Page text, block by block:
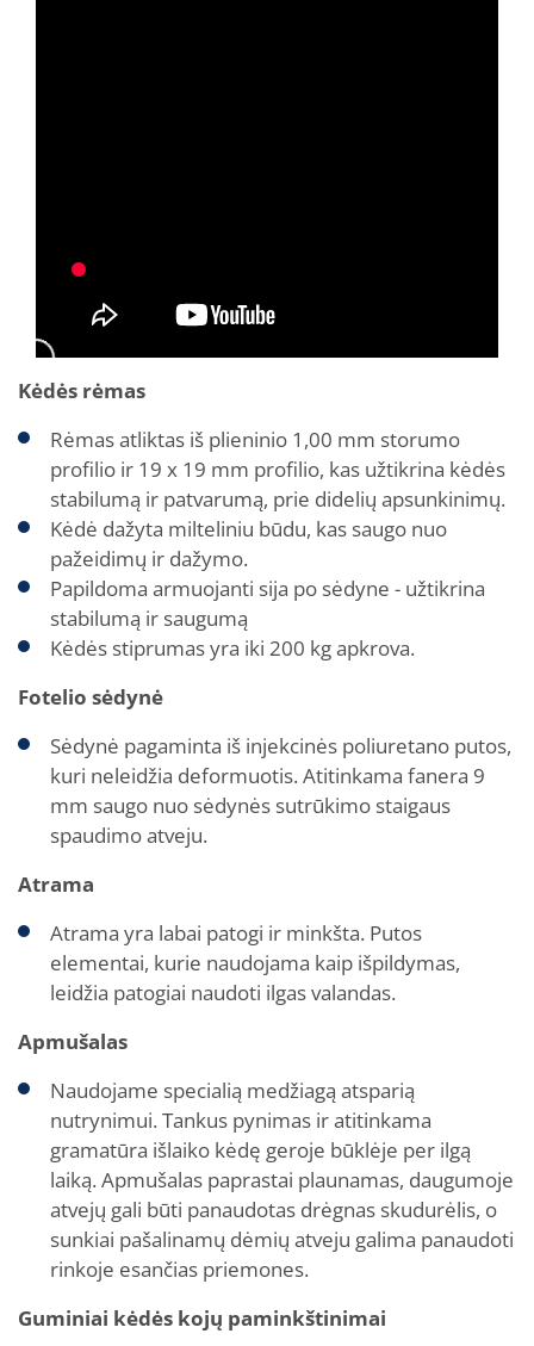
Kėdės rėmas
Rėmas atliktas iš plieninio 1,00 mm storumo
profilio ir 19 x 19 mm profilio, kas užtikrina kėdės
stabilumą ir patvarumą, prie didelių apsunkinimų.
Kėdė dažyta milteliniu būdu, kas saugo nuo
pažeidimų ir dažymo.
Papildoma armuojanti sija po sėdyne - užtikrina
stabilumą ir saugumą
Kėdės stiprumas yra iki 200 kg apkrova.
Fotelio sėdynė
Sėdynė pagaminta iš injekcinės poliuretano putos,
kuri neleidžia deformuotis. Atitinkama fanera 9
mm saugo nuo sėdynės sutrūkimo staigaus
spaudimo atveju.
Atrama
Atrama yra labai patogi ir minkšta. Putos
elementai, kurie naudojama kaip išpildymas,
leidžia patogiai naudoti ilgas valandas.
Apmušalas
Naudojame specialią medžiagą atsparią
nutrynimui. Tankus pynimas ir atitinkama
gramatūra išlaiko kėdę geroje būklėje per ilgą
laiką. Apmušalas paprastai plaunamas, daugumoje
atvejų gali būti panaudotas drėgnas skudurėlis, o
sunkiai pašalinamų dėmių atveju galima panaudoti
rinkoje esančias priemones.
Guminiai kėdės kojų paminkštinimai